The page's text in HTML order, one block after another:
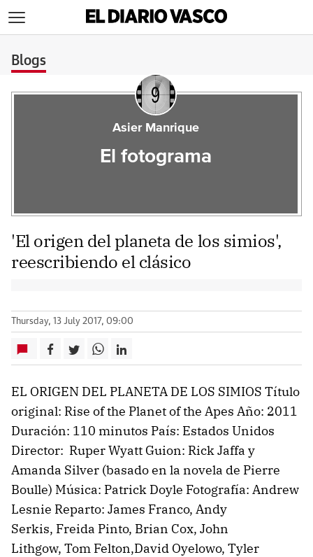
Blogs
Asier Manrique
El fotograma
'El origen del planeta de los simios',
reescribiendo el clásico
Thursday, 13 July 2017, 09:00
EL ORIGEN DEL PLANETA DE LOS SIMIOS Título
original: Rise of the Planet of the Apes Año: 2011
Duración: 110 minutos País: Estados Unidos
Director: Ruper Wyatt Guion: Rick Jaffa y
Amanda Silver (basado en la novela de Pierre
Boulle) Música: Patrick Doyle Fotografía: Andrew
Lesnie Reparto: James Franco, Andy
Serkis, Freida Pinto, Brian Cox, John
Lithgow, Tom Felton,David Oyelowo, Tyler